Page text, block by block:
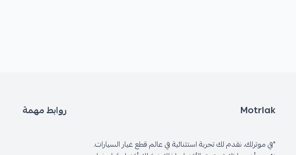
Motrlak
"في موترلك، نقدم لك تجربة استثنائية في عالم قطع غيار السيارات.
روابط مهمة